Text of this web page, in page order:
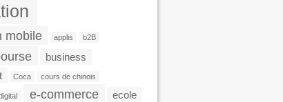
mobile applis b2B
business
Coca cours de chinois
e-commerce ecole